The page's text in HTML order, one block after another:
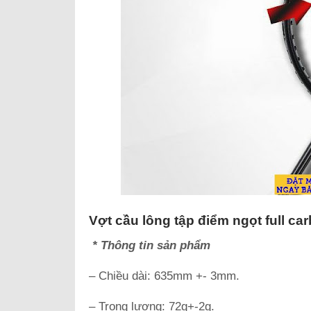
Vợt cầu lông tập điểm ngọt full
* Thông tin sản phẩm
– Chiều dài: 635mm +- 3mm.
– Trọng lượng: 72g+-2g.